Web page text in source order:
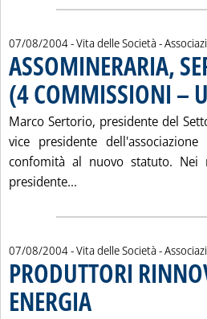
07/08/2004- Vita delle Società -
ASSOMINERARIA,
(4 COMMISSIONI –
Marco Sertorio, presidente del
vice presidente
confomità al nuovo statuto. Nei
presidente...
07/08/2004- Vita delle Società -
PRODUTTORI
ENERGIA